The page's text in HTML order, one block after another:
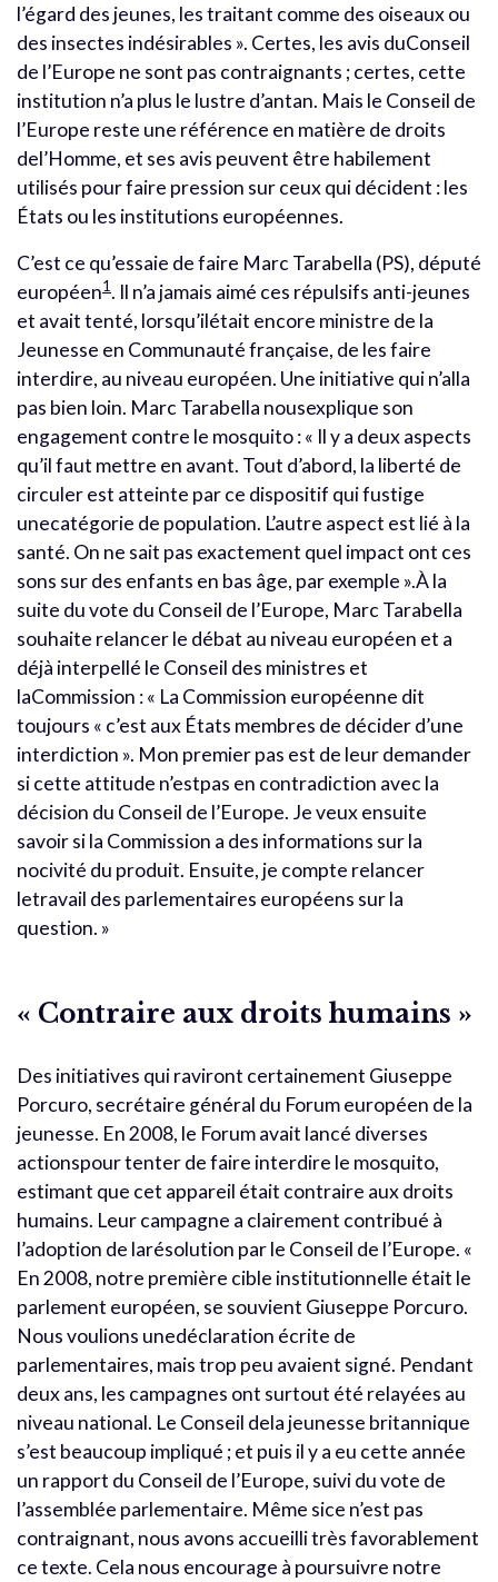
l’égard des jeunes, les traitant comme des oiseaux ou
des insectes indésirables ». Certes, les avis duConseil
de l’Europe ne sont pas contraignants ; certes, cette
institution n’a plus le lustre d’antan. Mais le Conseil de
l’Europe reste une référence en matière de droits
del’Homme, et ses avis peuvent être habilement
utilisés pour faire pression sur ceux qui décident : les
États ou les institutions européennes.
C’est ce qu’essaie de faire Marc Tarabella (PS), député
européen1. Il n’a jamais aimé ces répulsifs anti-jeunes
et avait tenté, lorsqu’ilétait encore ministre de la
Jeunesse en Communauté française, de les faire
interdire, au niveau européen. Une initiative qui n’alla
pas bien loin. Marc Tarabella nousexplique son
engagement contre le mosquito : « Il y a deux aspects
qu’il faut mettre en avant. Tout d’abord, la liberté de
circuler est atteinte par ce dispositif qui fustige
unecatégorie de population. L’autre aspect est lié à la
santé. On ne sait pas exactement quel impact ont ces
sons sur des enfants en bas âge, par exemple ».À la
suite du vote du Conseil de l’Europe, Marc Tarabella
souhaite relancer le débat au niveau européen et a
déjà interpellé le Conseil des ministres et
laCommission : « La Commission européenne dit
toujours « c’est aux États membres de décider d’une
interdiction ». Mon premier pas est de leur demander
si cette attitude n’estpas en contradiction avec la
décision du Conseil de l’Europe. Je veux ensuite
savoir si la Commission a des informations sur la
nocivité du produit. Ensuite, je compte relancer
letravail des parlementaires européens sur la
question. »
« Contraire aux droits humains »
Des initiatives qui raviront certainement Giuseppe
Porcuro, secrétaire général du Forum européen de la
jeunesse. En 2008, le Forum avait lancé diverses
actionspour tenter de faire interdire le mosquito,
estimant que cet appareil était contraire aux droits
humains. Leur campagne a clairement contribué à
l’adoption de larésolution par le Conseil de l’Europe. «
En 2008, notre première cible institutionnelle était le
parlement européen, se souvient Giuseppe Porcuro.
Nous voulions unedéclaration écrite de
parlementaires, mais trop peu avaient signé. Pendant
deux ans, les campagnes ont surtout été relayées au
niveau national. Le Conseil dela jeunesse britannique
s’est beaucoup impliqué ; et puis il y a eu cette année
un rapport du Conseil de l’Europe, suivi du vote de
l’assemblée parlementaire. Même sice n’est pas
contraignant, nous avons accueilli très favorablement
ce texte. Cela nous encourage à poursuivre notre